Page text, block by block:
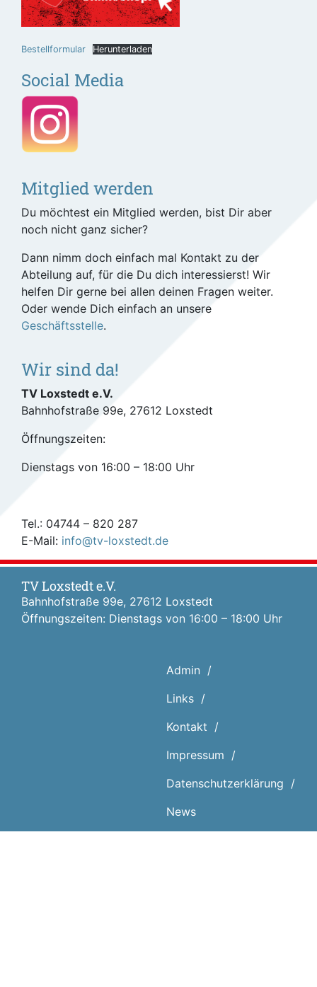
Bestellformular Herunterladen
Social Media
Mitglied werden
Du möchtest ein Mitglied werden, bist Dir aber
noch nicht ganz sicher?
Dann nimm doch einfach mal Kontakt zu der
Abteilung auf, für die Du dich interessierst! Wir
helfen Dir gerne bei allen deinen Fragen weiter.
Oder wende Dich einfach an unsere
Geschäftsstelle.
Wir sind da!
TV Loxstedt e.V.
Bahnhofstraße 99e, 27612 Loxstedt
Öffnungszeiten:
Dienstags von 16:00 – 18:00 Uhr
Tel.: 04744 – 820 287
E-Mail: info@tv-loxstedt.de
TV Loxstedt e.V.
Bahnhofstraße 99e, 27612 Loxstedt
Öffnungszeiten: Dienstags von 16:00 – 18:00 Uhr
Admin
Links
Kontakt
Impressum
Datenschutz­erklärung
News